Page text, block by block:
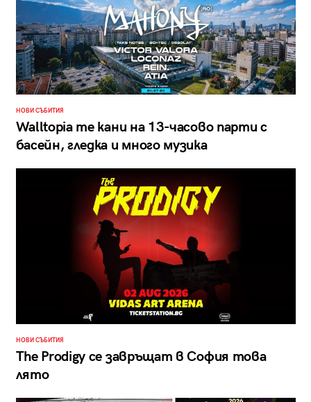
НОВИ СЪБИТИЯ
Walltopia те кани на 13-часово парти с
басейн, гледка и много музика
НОВИ СЪБИТИЯ
The Prodigy се завръщат в София това
лято